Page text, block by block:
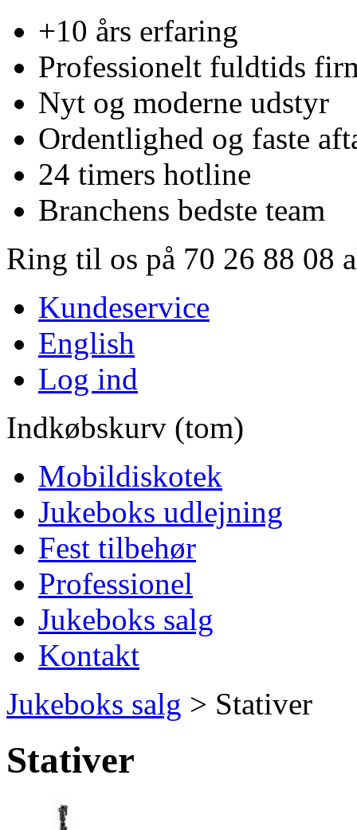
+10 års erfaring
Professionelt fuldtids
Nyt og moderne udstyr
Ordentlighed og faste
24 timers hotline
Branchens bedste team
Ring til os på 70 26 88 08
Kundeservice
English
Log ind
Indkøbskurv (tom)
Mobildiskotek
Jukeboks udlejning
Fest tilbehør
Professionel
Jukeboks salg
Kontakt
Jukeboks salg > Stativer
Stativer